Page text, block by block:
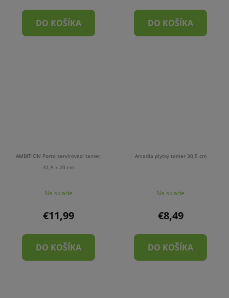
DO KOŠÍKA DO KOŠÍKA
AMBITION Porto servírovací tanier,
31,5 x 20 cm
Na sklade
€11,99
DO KOŠÍKA
Arcadia plytký tanier 30,5 cm
Na sklade
€8,49
DO KOŠÍKA